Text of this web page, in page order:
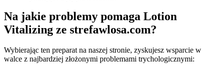
Na jakie problemy pomaga Lotion
Vitalizing ze strefawlosa.com?
Wybierając ten preparat na naszej stronie, zyskujesz wsparcie w
walce z najbardziej złożonymi problemami trychologicznymi: